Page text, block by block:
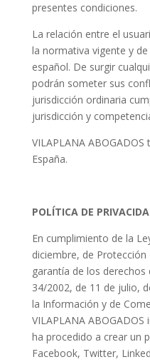
presentes condiciones.
La relación entre el
la normativa vigente y
español. De surgir
podrán someter sus
jurisdicción ordinaria
jurisdicción y
VILAPLANA
España.
POLÍTICA DE
En cumplimiento de la
diciembre, de
garantía de los derechos
34/2002, de 11 de julio,
la Información y de
VILAPLANA
ha procedido a crear un
Facebook, Twitter,